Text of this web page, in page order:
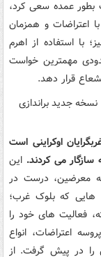
عمده سعی کرد،
اعتراضات و همزمان
با استفاده از اهرم
مهمترین خواست
قرار دهد.
اوکراینی است
سازگار می کردند. این
معرضین، درست در
هایی که بلوک غرب؛
فعالیت های خود را
اعتراضات، انواع
را در پیش گرفت. از